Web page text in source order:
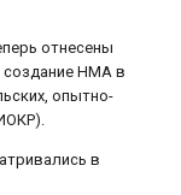
отнесены
создание НМА в
опытно-
в